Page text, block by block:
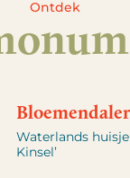
Ontdek
Waterlands
Kinsel’